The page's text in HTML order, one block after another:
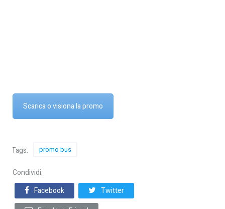
Scarica o visiona la promo
Tags: promo bus
Condividi:
Facebook
Twitter